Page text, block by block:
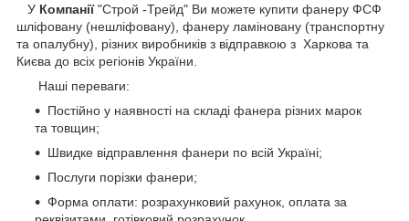
У Компанії"Строй -Трейд" Ви можете купити фанеру ФСФ
шліфовану (нешліфовану), фанеру ламіновану (транспортну
та опалубну), різних виробників з відправкою з Харкова та
Києва до всіх регіонів України.
Наші переваги:
Постійно у наявності на складі фанера різних марок
та товщин;
Швидке відправлення фанери по всій Україні;
Послуги порізки фанери;
Форма оплати: розрахунковий рахунок, оплата за